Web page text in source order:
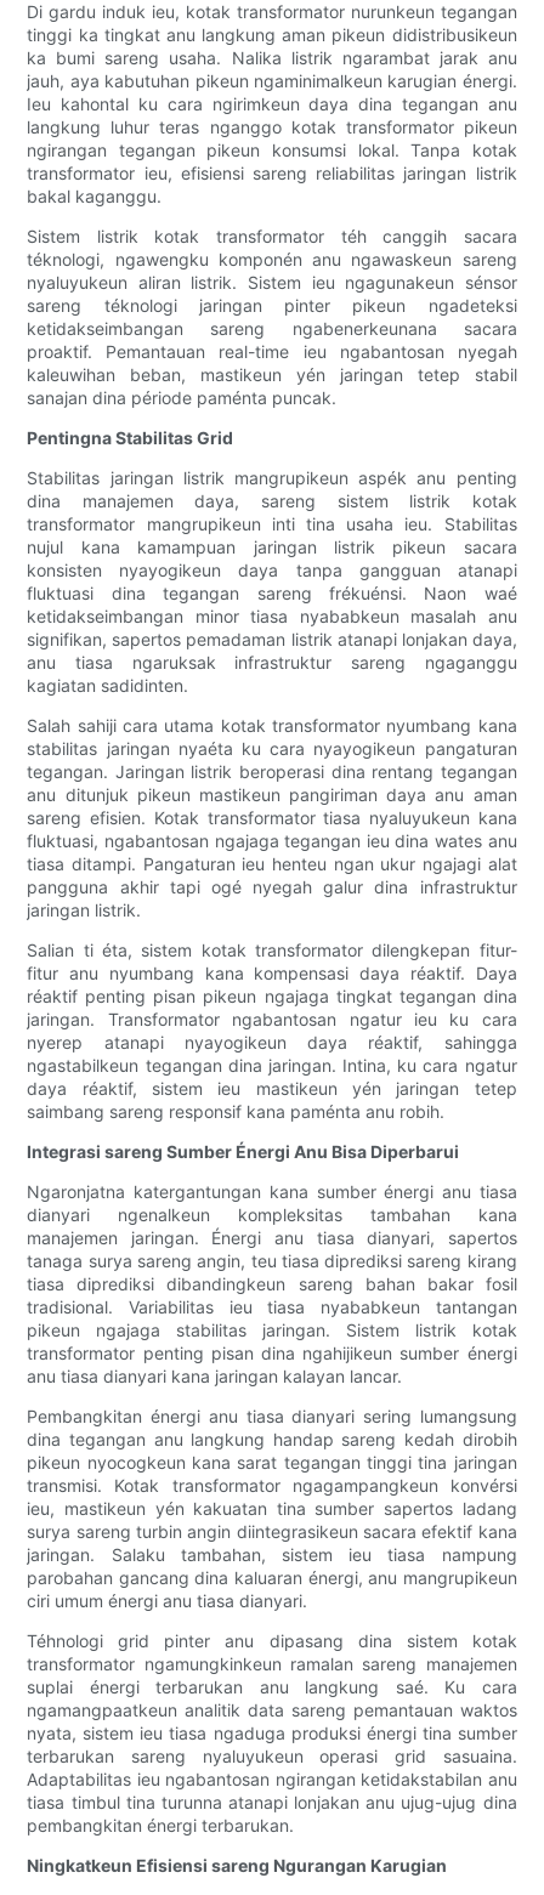
Di gardu induk ieu, kotak transformator nurunkeun tegangan
tinggi ka tingkat anu langkung aman pikeun didistribusikeun
ka bumi sareng usaha. Nalika listrik ngarambat jarak anu
jauh, aya kabutuhan pikeun ngaminimalkeun karugian énergi.
Ieu kahontal ku cara ngirimkeun daya dina tegangan anu
langkung luhur teras nganggo kotak transformator pikeun
ngirangan tegangan pikeun konsumsi lokal. Tanpa kotak
transformator ieu, efisiensi sareng reliabilitas jaringan listrik
bakal kaganggu.
Sistem listrik kotak transformator téh canggih sacara
téknologi, ngawengku komponén anu ngawaskeun sareng
nyaluyukeun aliran listrik. Sistem ieu ngagunakeun sénsor
sareng téknologi jaringan pinter pikeun ngadeteksi
ketidakseimbangan sareng ngabenerkeunana sacara
proaktif. Pemantauan real-time ieu ngabantosan nyegah
kaleuwihan beban, mastikeun yén jaringan tetep stabil
sanajan dina période paménta puncak.
Pentingna Stabilitas Grid
Stabilitas jaringan listrik mangrupikeun aspék anu penting
dina manajemen daya, sareng sistem listrik kotak
transformator mangrupikeun inti tina usaha ieu. Stabilitas
nujul kana kamampuan jaringan listrik pikeun sacara
konsisten nyayogikeun daya tanpa gangguan atanapi
fluktuasi dina tegangan sareng frékuénsi. Naon waé
ketidakseimbangan minor tiasa nyababkeun masalah anu
signifikan, sapertos pemadaman listrik atanapi lonjakan daya,
anu tiasa ngaruksak infrastruktur sareng ngaganggu
kagiatan sadidinten.
Salah sahiji cara utama kotak transformator nyumbang kana
stabilitas jaringan nyaéta ku cara nyayogikeun pangaturan
tegangan. Jaringan listrik beroperasi dina rentang tegangan
anu ditunjuk pikeun mastikeun pangiriman daya anu aman
sareng efisien. Kotak transformator tiasa nyaluyukeun kana
fluktuasi, ngabantosan ngajaga tegangan ieu dina wates anu
tiasa ditampi. Pangaturan ieu henteu ngan ukur ngajagi alat
pangguna akhir tapi ogé nyegah galur dina infrastruktur
jaringan listrik.
Salian ti éta, sistem kotak transformator dilengkepan fitur-
fitur anu nyumbang kana kompensasi daya réaktif. Daya
réaktif penting pisan pikeun ngajaga tingkat tegangan dina
jaringan. Transformator ngabantosan ngatur ieu ku cara
nyerep atanapi nyayogikeun daya réaktif, sahingga
ngastabilkeun tegangan dina jaringan. Intina, ku cara ngatur
daya réaktif, sistem ieu mastikeun yén jaringan tetep
saimbang sareng responsif kana paménta anu robih.
Integrasi sareng Sumber Énergi Anu Bisa Diperbarui
Ngaronjatna katergantungan kana sumber énergi anu tiasa
dianyari ngenalkeun kompleksitas tambahan kana
manajemen jaringan. Énergi anu tiasa dianyari, sapertos
tanaga surya sareng angin, teu tiasa diprediksi sareng kirang
tiasa diprediksi dibandingkeun sareng bahan bakar fosil
tradisional. Variabilitas ieu tiasa nyababkeun tantangan
pikeun ngajaga stabilitas jaringan. Sistem listrik kotak
transformator penting pisan dina ngahijikeun sumber énergi
anu tiasa dianyari kana jaringan kalayan lancar.
Pembangkitan énergi anu tiasa dianyari sering lumangsung
dina tegangan anu langkung handap sareng kedah dirobih
pikeun nyocogkeun kana sarat tegangan tinggi tina jaringan
transmisi. Kotak transformator ngagampangkeun konvérsi
ieu, mastikeun yén kakuatan tina sumber sapertos ladang
surya sareng turbin angin diintegrasikeun sacara efektif kana
jaringan. Salaku tambahan, sistem ieu tiasa nampung
parobahan gancang dina kaluaran énergi, anu mangrupikeun
ciri umum énergi anu tiasa dianyari.
Téhnologi grid pinter anu dipasang dina sistem kotak
transformator ngamungkinkeun ramalan sareng manajemen
suplai énergi terbarukan anu langkung saé. Ku cara
ngamangpaatkeun analitik data sareng pemantauan waktos
nyata, sistem ieu tiasa ngaduga produksi énergi tina sumber
terbarukan sareng nyaluyukeun operasi grid sasuaina.
Adaptabilitas ieu ngabantosan ngirangan ketidakstabilan anu
tiasa timbul tina turunna atanapi lonjakan anu ujug-ujug dina
pembangkitan énergi terbarukan.
Ningkatkeun Efisiensi sareng Ngurangan Karugian